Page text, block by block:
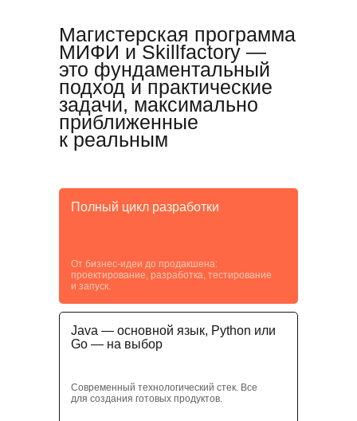
Магистерская программа
МИФИ и Skillfactory —
это фундаментальный
подход и практические
задачи, максимально
приближенные
к реальным
Полный цикл разработки
От бизнес-идеи до продакшена:
проектирование, разработка, тестирование
и запуск.
Java — основной язык, Python или
Go — на выбор
Современный технологический стек. Все
для создания готовых продуктов.